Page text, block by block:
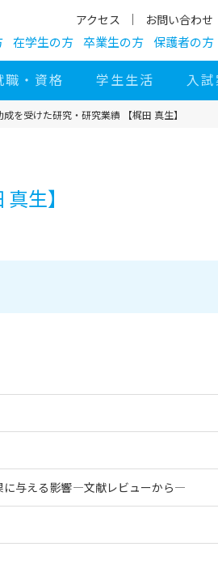
アクセス お問い合わせ
在学生の方 卒業生の方 保護者の方
職・資格 学生生活 入
成を受けた研究・研究業績 【梶田 真生】
生】
に与える影響―文献レビューから―